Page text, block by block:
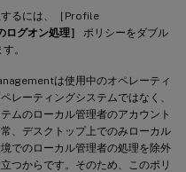
するには、［Profile
ログオン処理］
ポリシーをダブル
。
は使用中のオペレーティ
レーティングシステムではなく、
ムのローカル管理者のアカウント
、デスクトップ上でのみローカル
でのローカル管理者の処理を除外
つからです。そのため、このポリ